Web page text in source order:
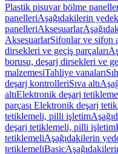
Plastik pisuvar bölme
panelleriAşağıdakilerin
panelleriAksesuarlar
AksesuarlarSifonlar ve sifon
dirsekleri ve geçiş parçaları
borusu, deşarj dirsekleri ve
malzemesiTahliye vanaları
deşarj kontrolleriSıva altı
altıElektronik deşarj
parçası Elektronik deşarj
tetiklemeli, pilli işletim
deşarj tetiklemeli, pilli işletim
tetiklemeliAşağıdakilerin
tetiklemeliBasic